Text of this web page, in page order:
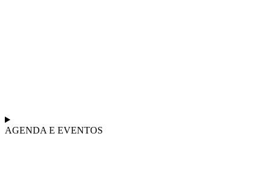
AGENDA E EVENTOS